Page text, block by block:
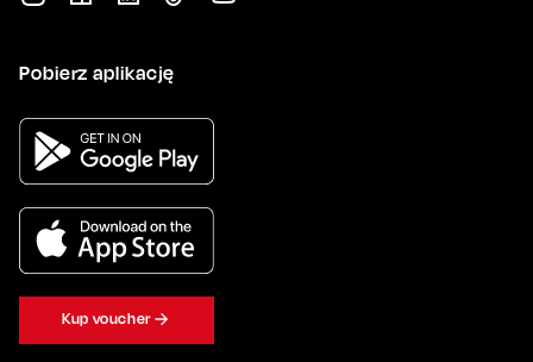
Pobierz aplikację
Kup voucher